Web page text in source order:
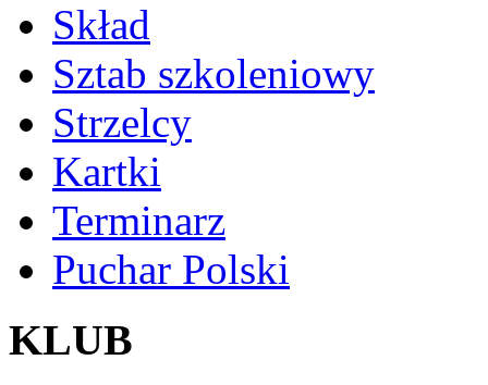
Skład
Sztab szkoleniowy
Strzelcy
Kartki
Terminarz
Puchar Polski
KLUB